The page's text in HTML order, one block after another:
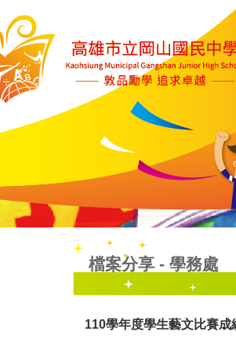
:::
檔案分享 - 學務處
110學年度學生藝文比賽成